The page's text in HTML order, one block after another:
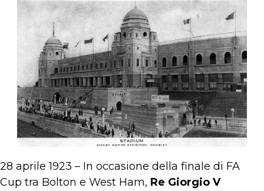
28 aprile 1923 – In occasione della finale di FA
Cup tra Bolton e West Ham, Re Giorgio V